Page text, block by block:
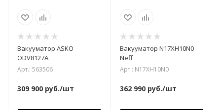
Вакууматор ASKO
ODV8127A
Арт.: 563506
309 900 руб./шт
Вакууматор N17XH10N0
Neff
Арт.: N17XH10N0
362 990руб./шт